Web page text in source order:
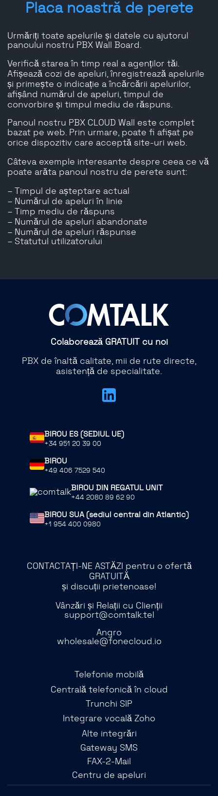
Placa noastră de perete
Urmăriți toate apelurile și datele cu ajutorul
panoului nostru PBX Wall Board.
Verifică starea în timp real a agenților tăi.
Afișează cozi de apeluri, înregistrează apelurile
și primește o indicație a încărcării apelurilor,
afișând numărul de apeluri, timpul de
convorbire și timpul mediu de răspuns.
Panoul nostru PBX CLOUD Wall este complet
bazat pe web. Prin urmare, poate fi afișat pe
orice dispozitiv care acceptă site-uri web.
Câteva exemple interesante despre ceea ce vă
poate arăta panoul nostru de perete sunt:
– Timpul de așteptare actual
– Numărul de apeluri în linie
– Timp mediu de răspuns
– Numărul de apeluri abandonate
– Numărul de apeluri răspunse
– Statutul utilizatorului
Colaborează GRATUIT cu noi
PBX de înaltă calitate, mii de rute directe,
asistență de specialitate.
BIROU ES (SEDIUL UE)
+34 951 20 39 00
BIROU
+49 406 7529 540
BIROU DIN REGATUL UNIT
+44 2080 89 62 90
BIROU SUA (sediul central din Atlantic)
+1 954 400 0980
CONTACTAȚI-NE ASTĂZI pentru o ofertă
GRATUITĂ
și discuții prietenoase!
Vânzări și Relații cu Clienții
support@comtalk.tel
Angro
wholesale@fonecloud.io
Telefonie mobilă
Centrală telefonică în cloud
Trunchi SIP
Integrare vocală Zoho
Alte integrări
Gateway SMS
FAX-2-Mail
Centru de apeluri